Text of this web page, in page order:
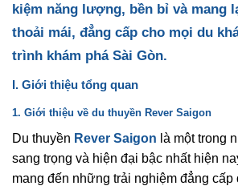
kiệm năng lượng, bền bỉ và mang
thoải mái, đẳng cấp cho mọi du
trình khám phá Sài Gòn.
I. Giới thiệu tổng quan
1. Giới thiệu về du thuyền Rever Saigon
Du thuyền Rever Saigon là một trong
sang trọng và hiện đại bậc nhất hiện
mang đến những trải nghiệm đẳng cấp